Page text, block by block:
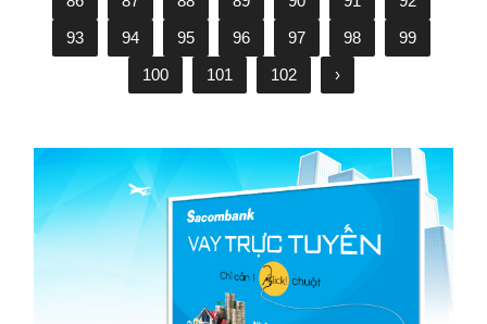
93
94 95 96 97 98
99
100
101 102 ›